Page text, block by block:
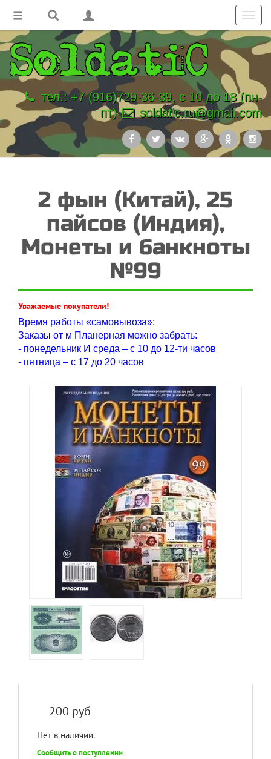
тел.: +7 (916)729-36-39, с 10 до 18 (пн-
пт)
soldatic.ru@gmail.com
2 фын (Китай), 25
пайсов (Индия),
Монеты и банкноты
№99
Уважаемые покупатели!
Время работы «самовывоза»:
Заказы от м Планерная можно забрать:
- понедельник И среда – с 10 до 12-ти часов
- пятница – с 17 до 20 часов
200 руб
Нет в наличии.
Сообщить о поступлении